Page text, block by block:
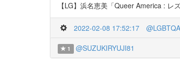
【LG】浜名恵美「Queer America :
2022-02-08 17:52:17
1 @SUZUKIRYUJI81